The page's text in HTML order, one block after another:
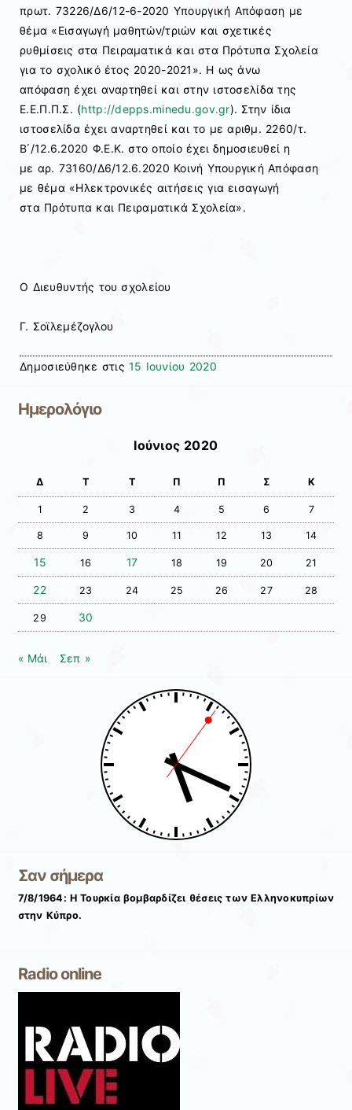
πρωτ. 73226/Δ6/12-6-2020 Υπουργική Απόφαση με
θέμα «Εισαγωγή μαθητών/τριών και σχετικές
ρυθμίσεις στα Πειραματικά και στα Πρότυπα Σχολεία
για το σχολικό έτος 2020-2021». Η ως άνω
απόφαση έχει αναρτηθεί και στην ιστοσελίδα της
Ε.Ε.Π.Π.Σ. (http://depps.minedu.gov.gr). Στην ίδια
ιστοσελίδα έχει αναρτηθεί και το με αριθμ. 2260/τ.
Β΄/12.6.2020 Φ.Ε.Κ. στο οποίο έχει δημοσιευθεί η
με αρ. 73160/Δ6/12.6.2020 Κοινή Υπουργική Απόφαση
με θέμα «Ηλεκτρονικές αιτήσεις για εισαγωγή
στα Πρότυπα και Πειραματικά Σχολεία».
Ο Διευθυντής του σχολείου
Γ. Σοϊλεμέζογλου
Δημοσιεύθηκε στις 15 Ιουνίου 2020
Ημερολόγιο
Ιούνιος 2020
Δ Τ Τ Π Π Σ Κ
1 2 3 4 5 6 7
8 9 10 11 12 13 14
15 16 17 18 19 20 21
22 23 24 25 26 27 28
29 30
« Μάι Σεπ »
Σαν σήμερα
7/8/1964: Η Τουρκία βομβαρδίζει θέσεις των Ελληνοκυπρίων
στην Κύπρο.
Radio online